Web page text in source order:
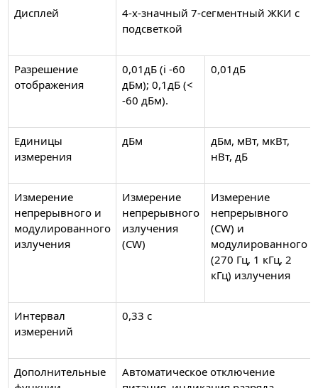
Дисплей
4-х-значный 7-сегментный ЖКИ с
подсветкой
Разрешение
отображения
0,01дБ (і -60
дБм); 0,1дБ (<
-60 дБм).
0,01дБ
Единицы
измерения
дБм
дБм, мВт, мкВт,
нВт, дБ
Измерение
непрерывного и
модулированного
излучения
Измерение
непрерывного
излучения
(CW)
Измерение
непрерывного
(CW) и
модулированного
(270 Гц, 1 кГц, 2
кГц) излучения
Интервал
измерений
0,33 с
Дополнительные
Автоматическое отключение